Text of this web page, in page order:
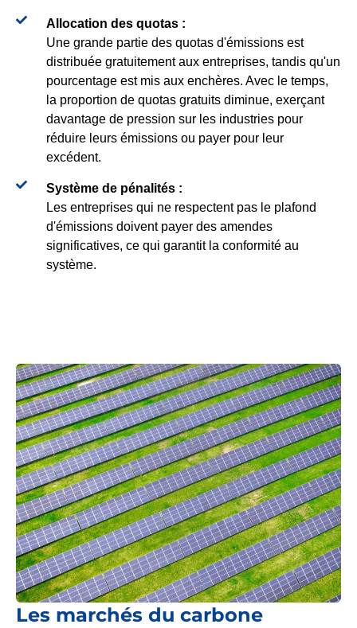
Allocation des quotas :
Une grande partie des quotas d'émissions est
distribuée gratuitement aux entreprises, tandis qu'un
pourcentage est mis aux enchères. Avec le temps,
la proportion de quotas gratuits diminue, exerçant
davantage de pression sur les industries pour
réduire leurs émissions ou payer pour leur
excédent.
Système de pénalités :
Les entreprises qui ne respectent pas le plafond
d'émissions doivent payer des amendes
significatives, ce qui garantit la conformité au
système.
Les marchés du carbone